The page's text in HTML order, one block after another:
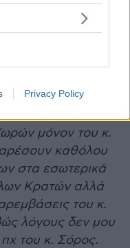
Privacy Policy
στα πολιτικά
αλλά έχουν
το γιατί φαίνεται
για τα
υποδοχή
μόνον του κ.
καθόλου
στα εσωτερικά
Κρατών αλλά
του κ.
λόγους δεν μου
του κ. Σόρος.